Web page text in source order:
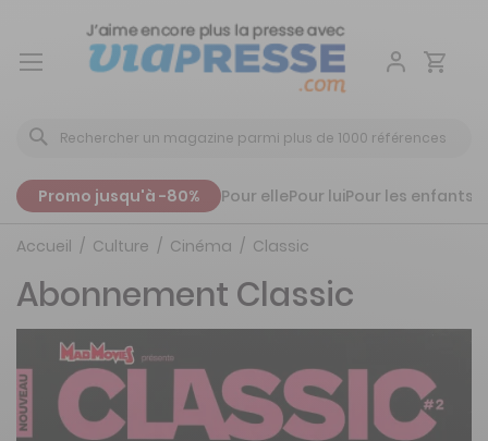
Aller
Promo jusqu'à -80% Pour ellePour luiPour les enfants
Accueil Culture Cinéma Classic
Abonnement Classic